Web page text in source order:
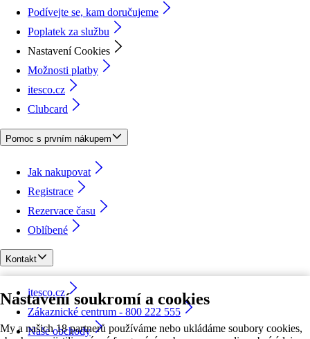
Nastavení soukromí a cookies
My a našich 18 partnerů používáme nebo ukládáme soubory cookies,
Podívejte se, kam doručujeme
Poplatek za službu
Nastavení Cookies
Možnosti platby
itesco.cz
Clubcard
Pomoc s prvním nákupem
Jak nakupovat
Registrace
Rezervace času
Oblíbené
Kontakt
itesco.cz
Zákaznické centrum - 800 222 555
Naše obchody